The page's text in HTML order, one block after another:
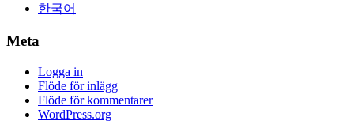
한국어
Meta
Logga in
Flöde för inlägg
Flöde för kommentarer
WordPress.org